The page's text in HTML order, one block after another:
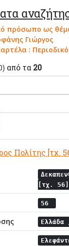
πρόσωπο ως
Γιώργος
: Περιοδικό
από τα 20
Πολίτης [τχ.
[τχ. 56]
56